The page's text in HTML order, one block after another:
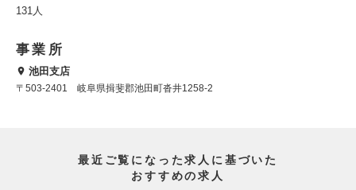
131人
事業所
池田支店
〒503-2401 岐阜県揖斐郡池田町沓井1258-2
最近ご覧になった求人に基づいた
おすすめの求人